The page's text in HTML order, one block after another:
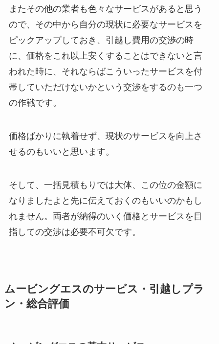
またその他の業者も色々なサービスがあると思う
ので、その中から自分の現状に必要なサービスを
ピックアップしておき、引越し費用の交渉の時
に、価格をこれ以上安くすることはできないと言
われた時に、それならばこういったサービスを付
帯していただけないかという交渉をするのも一つ
の作戦です。
価格ばかりに執着せず、現状のサービスを向上さ
せるのもいいと思います。
そして、一括見積もりでは大体、この位の金額に
なりましたよと先に伝えておくのもいいのかもし
れません。両者が納得のいく価格とサービスを目
指しての交渉は必要不可欠です。
ムービングエスのサービス・引越しプラ
ン・総合評価